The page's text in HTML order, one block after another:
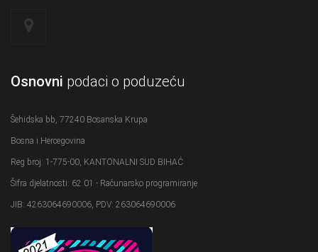
Osnovni podaci o poduzeću
Šehidska bb, 77240 Bosanska Krupa
Bosna i Hercegovina
Reg broj: 1-775-00, KANTONALNI SUD BIHAĆ
Šifra djelatnosti: 62.01 - Računarsko programiranje
JIB: 4263064690006, PDV: 263064690006